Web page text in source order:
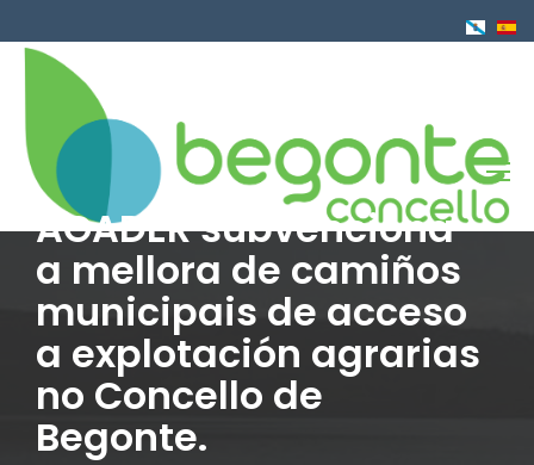
o
AGADER subvenciona
a mellora de camiños
municipais de acceso
a explotación agrarias
no Concello de
Begonte.